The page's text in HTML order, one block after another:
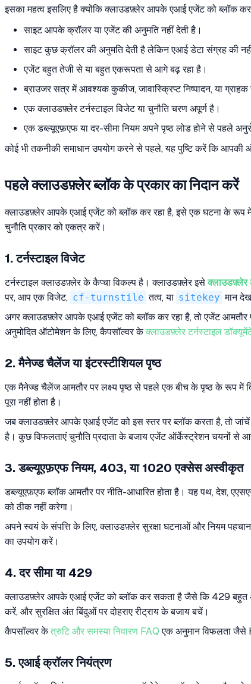
इसका महत्व इसलिए है क्योंकि क्लाउडफ़्लेर आपके एआई एजेंट को ब्लॉक
साइट आपके क्रॉलर या एजेंट की अनुमति नहीं देती है।
साइट कुछ क्रॉलर की अनुमति देती है लेकिन एआई डेटा संग्रह की
एजेंट बहुत तेजी से या बहुत एकरूपता से आगे बढ़ रहा है।
ब्राउजर सत्र में आवश्यक कुकीज, जावास्क्रिप्ट निष्पादन, या
एक क्लाउडफ़्लेर टर्नस्टाइल विजेट या चुनौति चरण अपूर्ण है।
एक डब्ल्यूएफ़एफ या दर-सीमा नियम अपने पृष्ठ लोड होने से पहले
कोई भी तकनीकी समाधान उपयोग करने से पहले, यह पुष्टि करें कि आपकी
पहले क्लाउडफ़्लेर ब्लॉक के प्रकार का निदान करें
क्लाउडफ़्लेर आपके एआई एजेंट को ब्लॉक कर रहा है, इसे एक घटना के रूप में
चुनौति प्रकार को एकत्र करें।
1. टर्नस्टाइल विजेट
टर्नस्टाइल क्लाउडफ़्लेर के कैप्चा विकल्प है। क्लाउडफ़्लेर इसेक्लाउडफ़्लेर
पर, आप एक विजेट, cf-turnstile तत्व, या sitekey मान
अगर क्लाउडफ़्लेर आपके एआई एजेंट को ब्लॉक कर रहा है, तो एजेंट आमतौर
अनुमोदित ऑटोमेशन के लिए, कैपसॉल्वर केक्लाउडफ़्लेर टर्नस्टाइल
2. मैनेज्ड चैलेंज या इंटरस्टीशियल पृष्ठ
एक मैनेज्ड चैलेंज आमतौर पर लक्ष्य पृष्ठ से पहले एक बीच के पृष्ठ के रूप में
पूरा नहीं होता है।
जब क्लाउडफ़्लेर आपके एआई एजेंट को इस स्तर पर ब्लॉक करता है, तो जांचें
है। कुछ विफलताएं चुनौति प्रदाता के बजाय एजेंट ऑर्केस्ट्रेशन चयनों से
3. डब्ल्यूएफ़एफ नियम, 403, या 1020 एक्सेस अस्वीकृत
डब्ल्यूएफ़एफ ब्लॉक आमतौर पर नीति-आधारित होता है। यह पथ, देश,
को ठीक नहीं करेगा।
अपने स्वयं के संपत्ति के लिए, क्लाउडफ़्लेर सुरक्षा घटनाओं और नियम
का उपयोग करें।
4. दर सीमा या 429
क्लाउडफ़्लेर आपके एआई एजेंट को ब्लॉक कर सकता है जैसे कि 429 बहुत
करें, और सुरक्षित अंत बिंदुओं पर दोहराए रीट्राय के बजाय बचें।
कैपसॉल्वर केत्रुटि और समस्या निवारण FAQ एक अनुमान विफलता जैसे
5. एआई क्रॉलर नियंत्रण